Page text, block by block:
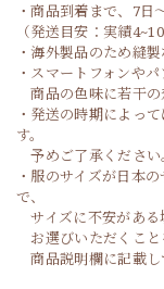
・商品到着まで、7日
（発送目安：実績4~10
・海外製品のため縫
・スマートフォンや
商品の色味に若干
・発送の時期によっ
す。
予めご了承ください
・服のサイズが日本
で、
サイズに不安がある
お選びいただくこと
商品説明欄に記載し